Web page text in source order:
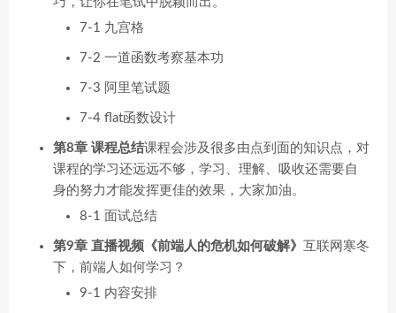
7-1 九宫格
7-2 一道函数考察基本功
7-3 阿里笔试题
7-4 flat函数设计
第8章 课程总结课程会涉及很多由点到面的知识点，对
课程的学习还远远不够，学习、理解、吸收还需要自
身的努力才能发挥更佳的效果，大家加油。
8-1 面试总结
第9章 直播视频《前端人的危机如何破解》 互联网寒冬
下，前端人如何学习？
9-1 内容安排